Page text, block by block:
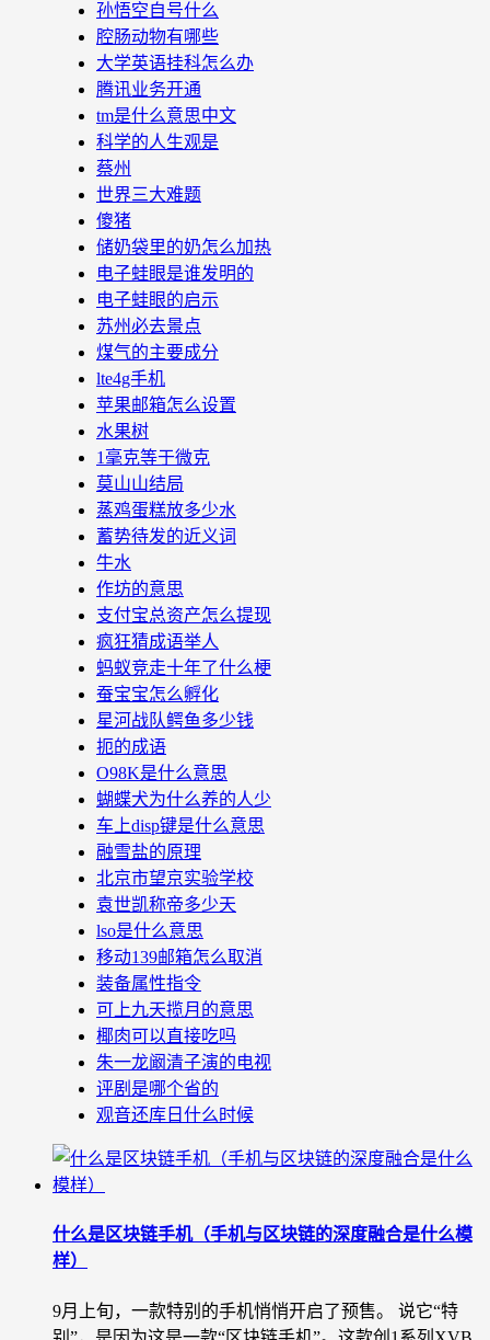
孙悟空自号什么
腔肠动物有哪些
大学英语挂科怎么办
腾讯业务开通
tm是什么意思中文
科学的人生观是
蔡州
世界三大难题
傻猪
储奶袋里的奶怎么加热
电子蛙眼是谁发明的
电子蛙眼的启示
苏州必去景点
煤气的主要成分
lte4g手机
苹果邮箱怎么设置
水果树
1毫克等于微克
莫山山结局
蒸鸡蛋糕放多少水
蓄势待发的近义词
牛水
作坊的意思
支付宝总资产怎么提现
疯狂猜成语举人
蚂蚁竞走十年了什么梗
蚕宝宝怎么孵化
星河战队鳄鱼多少钱
扼的成语
O98K是什么意思
蝴蝶犬为什么养的人少
车上disp键是什么意思
融雪盐的原理
北京市望京实验学校
袁世凯称帝多少天
lso是什么意思
移动139邮箱怎么取消
装备属性指令
可上九天揽月的意思
椰肉可以直接吃吗
朱一龙阚清子演的电视
评剧是哪个省的
观音还库日什么时候
什么是区块链手机（手机与区块链的深度融合是什么模
样）
9月上旬，一款特别的手机悄悄开启了预售。 说它“特